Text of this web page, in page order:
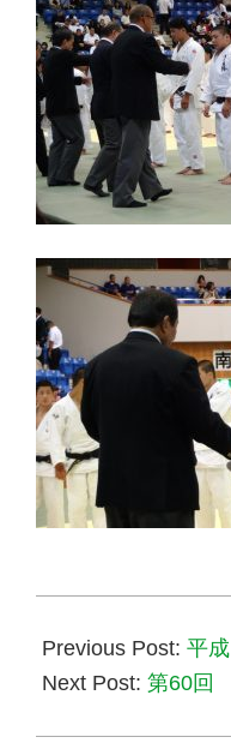
05-
06
Previous Post: 平
Next Post: 第60回